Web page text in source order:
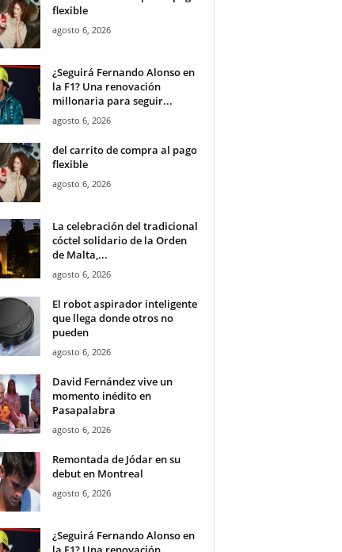
flexible
agosto 6, 2026
¿Seguirá Fernando Alonso en
la F1? Una renovación
millonaria para seguir...
agosto 6, 2026
del carrito de compra al pago
flexible
agosto 6, 2026
La celebración del tradicional
cóctel solidario de la Orden
de Malta,...
agosto 6, 2026
El robot aspirador inteligente
que llega donde otros no
pueden
agosto 6, 2026
David Fernández vive un
momento inédito en
Pasapalabra
agosto 6, 2026
Remontada de Jódar en su
debut en Montreal
agosto 6, 2026
¿Seguirá Fernando Alonso en